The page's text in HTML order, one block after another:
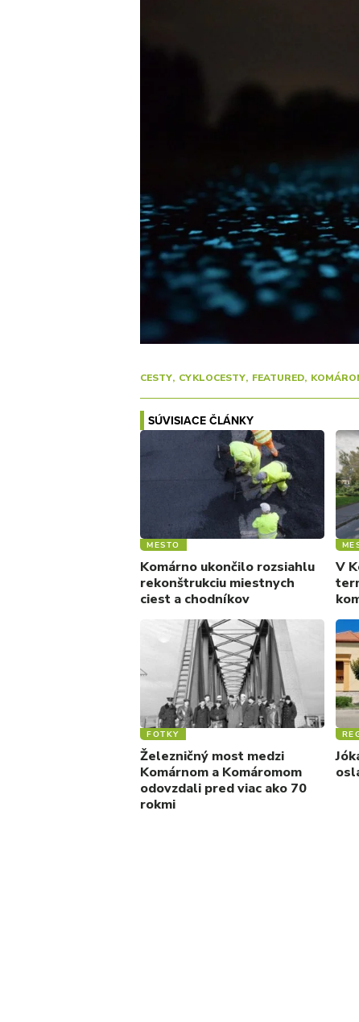
CESTY CYKLOCESTY FEATURED
SÚVISIACE ČLÁNKY
MESTO
Komárno ukončilo rozsiahlu
rekonštrukciu miestnych
ciest a chodníkov
V
FOTKY
Železničný most medzi
Komárnom a Komáromom
odovzdali pred viac ako 70
rokmi